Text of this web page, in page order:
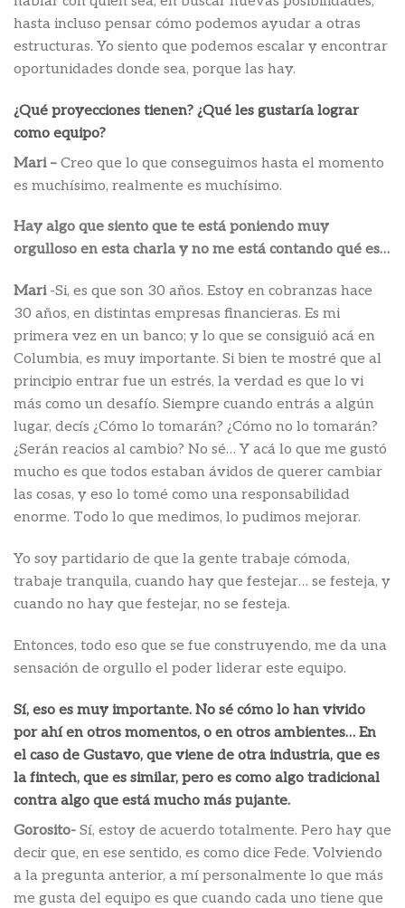
hasta incluso pensar cómo podemos ayudar a otras
estructuras. Yo siento que podemos escalar y encontrar
oportunidades donde sea, porque las hay.
¿Qué proyecciones tienen? ¿Qué les gustaría lograr
como equipo?
Mari – Creo que lo que conseguimos hasta el momento
es muchísimo, realmente es muchísimo.
Hay algo que siento que te está poniendo muy
orgulloso en esta charla y no me está contando qué es…
Mari-Si, es que son 30 años. Estoy en cobranzas hace
30 años, en distintas empresas financieras. Es mi
primera vez en un banco; y lo que se consiguió acá en
Columbia, es muy importante. Si bien te mostré que al
principio entrar fue un estrés, la verdad es que lo vi
más como un desafío. Siempre cuando entrás a algún
lugar, decís ¿Cómo lo tomarán? ¿Cómo no lo tomarán?
¿Serán reacios al cambio? No sé… Y acá lo que me gustó
mucho es que todos estaban ávidos de querer cambiar
las cosas, y eso lo tomé como una responsabilidad
enorme. Todo lo que medimos, lo pudimos mejorar.
Yo soy partidario de que la gente trabaje cómoda,
trabaje tranquila, cuando hay que festejar… se festeja, y
cuando no hay que festejar, no se festeja.
Entonces, todo eso que se fue construyendo, me da una
sensación de orgullo el poder liderar este equipo.
Sí, eso es muy importante. No sé cómo lo han vivido
por ahí en otros momentos, o en otros ambientes… En
el caso de Gustavo, que viene de otra industria, que es
la fintech, que es similar, pero es como algo tradicional
contra algo que está mucho más pujante.
Gorosito- Sí, estoy de acuerdo totalmente. Pero hay que
decir que, en ese sentido, es como dice Fede. Volviendo
a la pregunta anterior, a mí personalmente lo que más
me gusta del equipo es que cuando cada uno tiene que